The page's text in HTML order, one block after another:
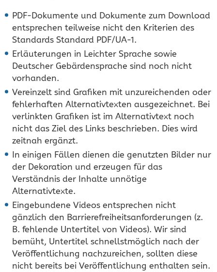
PDF-Dokumente und Dokumente zum Download
entsprechen teilweise nicht den Kriterien des
Standards Standard PDF/UA-1.
Erläuterungen in Leichter Sprache sowie
Deutscher Gebärdensprache sind noch nicht
vorhanden.
Vereinzelt sind Grafiken mit unzureichenden oder
fehlerhaften Alternativtexten ausgezeichnet. Bei
verlinkten Grafiken ist im Alternativtext noch
nicht das Ziel des Links beschrieben. Dies wird
zeitnah ergänzt.
In einigen Fällen dienen die genutzten Bilder nur
der Dekoration und erzeugen für das
Verständnis der Inhalte unnötige
Alternativtexte.
Eingebundene Videos entsprechen nicht
gänzlich den Barrierefreiheitsanforderungen (z.
B. fehlende Untertitel von Videos). Wir sind
bemüht, Untertitel schnellstmöglich nach der
Veröffentlichung nachzureichen, sollten diese
nicht bereits bei Veröffentlichung enthalten sein.